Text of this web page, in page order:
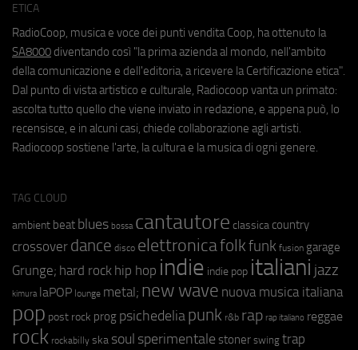
ETICA
RadioCoop, musica e voce dei punti vendita Coop, ha ottenuto la
SA8000 diventando così "la prima azienda al mondo, nell'ambito
della comunicazione e dell'editoria, a ricevere la Certificazione etica".
Dal punto di vista artistico e culturale, Radiocoop vanta un primato:
ascolta tutto quello che viene inviato in redazione, e appena può, lo
recensisce, e in alcuni casi, chiede collaborazione agli artisti.
Radiocoop sostiene l'arte, la cultura e la musica di ogni genere.
TAG CLOUD
ambient beat blues bossa cantautore classica country
crossover dance disco elettronicafolkfunk fusion garage
Grunge; hard rock hip hop indie indie pop italiani jazz
kimura laPOP lounge metal; new wave nuova musica italiana
pop post rock prog psichedeliapunk r&b rap rap italiano reggae
rock rockabilly ska soul sperimentale stoner swing trap